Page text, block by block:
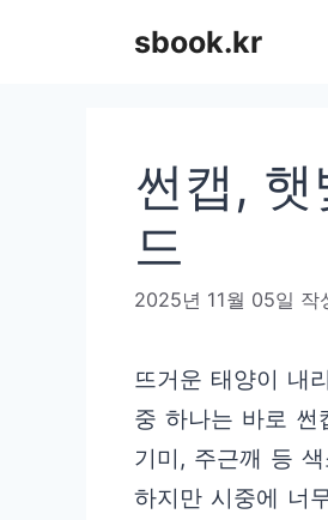
sbook.kr
썬캡,
드
2025년 11월 05일 작
뜨거운 태양이 내
중 하나는 바로 썬
기미, 주근깨 등
하지만 시중에 너